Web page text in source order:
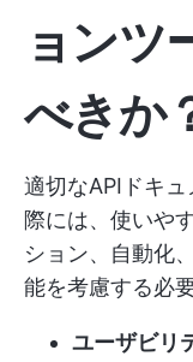
ョンツ
べきか
適切なAPIドキ
際には、使いや
ション、自動化
能を考慮する必
ユーザビリ